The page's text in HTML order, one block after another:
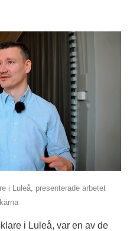
i Luleå, presenterade arbetet
i Luleå, var en av de